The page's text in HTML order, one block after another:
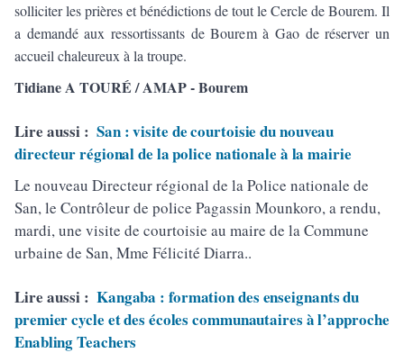
solliciter les prières et bénédictions de tout le Cercle de Bourem. Il
a demandé aux ressortissants de Bourem à Gao de réserver un
accueil chaleureux à la troupe.
Tidiane A TOURÉ / AMAP - Bourem
Lire aussi : San : visite de courtoisie du nouveau
directeur régional de la police nationale à la mairie
Le nouveau Directeur régional de la Police nationale de
San, le Contrôleur de police Pagassin Mounkoro, a rendu,
mardi, une visite de courtoisie au maire de la Commune
urbaine de San, Mme Félicité Diarra..
Lire aussi : Kangaba : formation des enseignants du
premier cycle et des écoles communautaires à l’approche
Enabling Teachers